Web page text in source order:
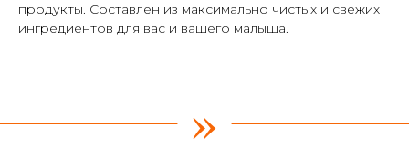
продукты. Составлен из максимально чистых и свежих
ингредиентов для вас и вашего малыша.
»